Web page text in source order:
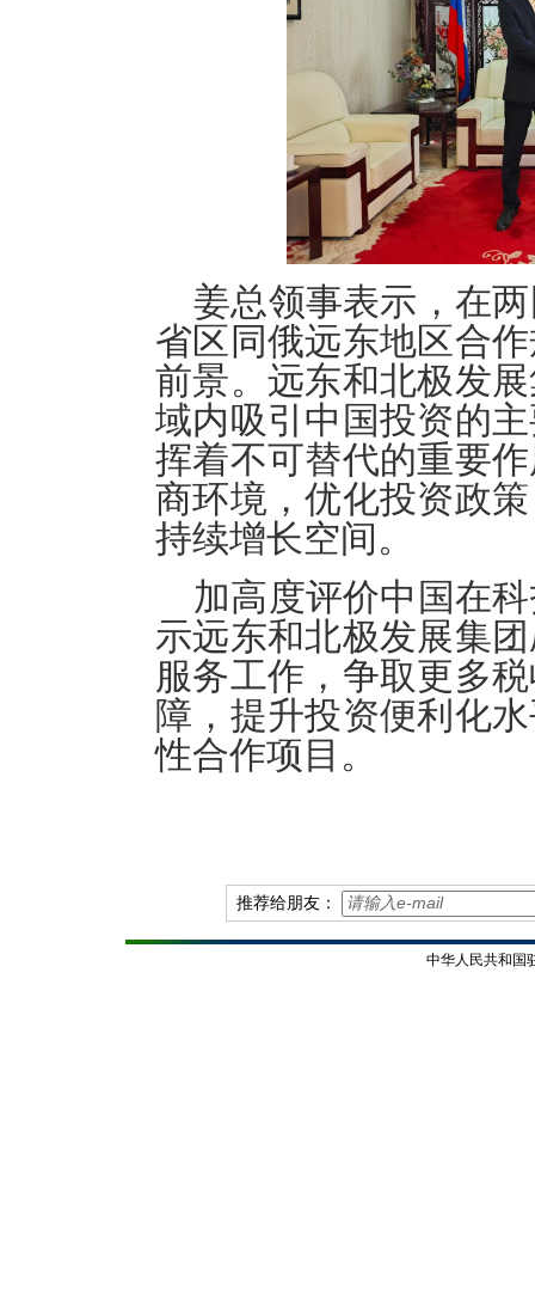
姜总领事表示，在
省区同俄远东地区合
前景。远东和北极发
域内吸引中国投资的
挥着不可替代的重要
商环境，优化投资政
持续增长空间。
加高度评价中国在
示远东和北极发展集
服务工作，争取更多
障，提升投资便利化
性合作项目。
推荐给朋友：
中华人民共和国